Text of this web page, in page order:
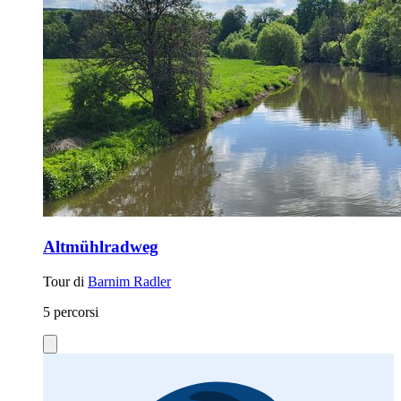
Altmühlradweg
Tour di Barnim Radler
5 percorsi